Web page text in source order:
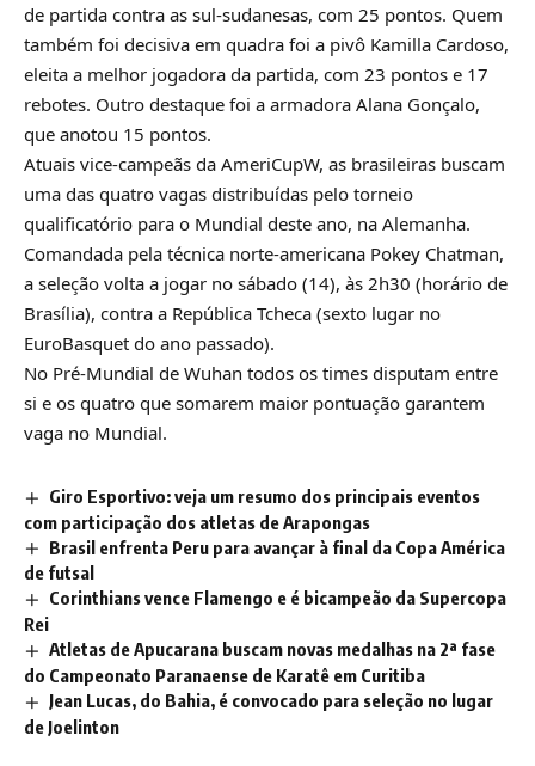
de partida contra as sul-sudanesas, com 25 pontos. Quem
também foi decisiva em quadra foi a pivô Kamilla Cardoso,
eleita a melhor jogadora da partida, com 23 pontos e 17
rebotes. Outro destaque foi a armadora Alana Gonçalo,
que anotou 15 pontos.
Atuais vice-campeãs da AmeriCupW, as brasileiras buscam
uma das quatro vagas distribuídas pelo torneio
qualificatório para o Mundial deste ano, na Alemanha.
Comandada pela técnica norte-americana Pokey Chatman,
a seleção volta a jogar no sábado (14), às 2h30 (horário de
Brasília), contra a República Tcheca (sexto lugar no
EuroBasquet do ano passado).
No Pré-Mundial de Wuhan todos os times disputam entre
si e os quatro que somarem maior pontuação garantem
vaga no Mundial.
Giro Esportivo: veja um resumo dos principais eventos
com participação dos atletas de Arapongas
Brasil enfrenta Peru para avançar à final da Copa América
de futsal
Corinthians vence Flamengo e é bicampeão da Supercopa
Rei
Atletas de Apucarana buscam novas medalhas na 2ª fase
do Campeonato Paranaense de Karatê em Curitiba
Jean Lucas, do Bahia, é convocado para seleção no lugar
de Joelinton